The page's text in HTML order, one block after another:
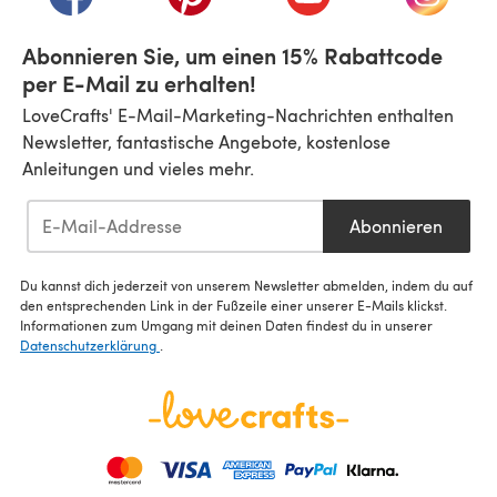
Abonnieren Sie, um einen 15% Rabattcode
per E-Mail zu erhalten!
LoveCrafts' E-Mail-Marketing-Nachrichten enthalten
Newsletter, fantastische Angebote, kostenlose
Anleitungen und vieles mehr.
Abonnieren
Du kannst dich jederzeit von unserem Newsletter abmelden, indem du auf
den entsprechenden Link in der Fußzeile einer unserer E-Mails klickst.
Informationen zum Umgang mit deinen Daten findest du in unserer
Datenschutzerklärung